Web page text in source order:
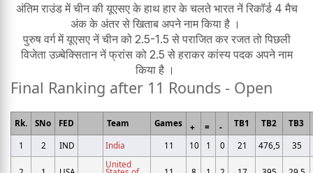
अंतिम राउंड में चीन की यूएसए के हाथ हार के चलते भारत नें रिकॉर्ड 4 मैच
अंक के अंतर से खिताब अपने नाम किया है ।
पुरुष वर्ग में यूएसए नें चीन को 2.5-1.5 से पराजित कर रजत तो पिछली
विजेता उज़्बेक्सितान नें फ्रांस को 2.5 से हराकर कांस्य पदक अपने नाम
किया है ।
Final Ranking after 11 Rounds - Open
Rk. SNo FED Team Games + = - TB1 TB2
TB3
1
2 IND India 11 10 1 0 21 476,5 35
United